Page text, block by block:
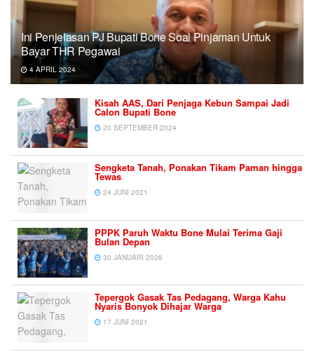
Ini Penjelasan PJ Bupati Bone Soal Pinjaman Untuk
Bayar THR Pegawai
4 APRIL 2024
Kisah AAS, Dari Penjaga Kebun Sampai Jadi
Calon Bupati Bone
20 SEPTEMBER 2024
Sengketa Tanah, Ponakan Tikam Paman hingga
Tewas
24 JUNI 2021
PPPK Paruh Waktu Bone Mulai Terima Gaji
Bulan Depan
30 JANUARI 2026
Tepergok Gasak Tas Pedagang, Warga Kahu
Nyaris Bonyok Dihajar Warga
17 JUNI 2021